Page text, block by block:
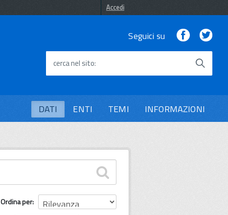
Accedi
Seguici su Facebook
cerca nel sito
DATI ENTI TEMI INFORMAZIONI
Ordina per